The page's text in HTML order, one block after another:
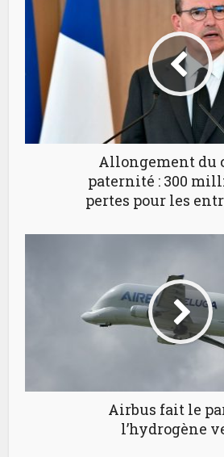
Allongement du
paternité : 300
pertes pour les
Airbus fait le
l’hydrogène